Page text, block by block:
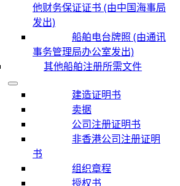
他财务保证证书 (由中国海事局
发出)
船舶电台牌照 (由通讯
事务管理局办公室发出)
其他船舶注册所需文件
建造证明书
卖据
公司注册证明书
非香港公司注册证明
书
组织章程
授权书